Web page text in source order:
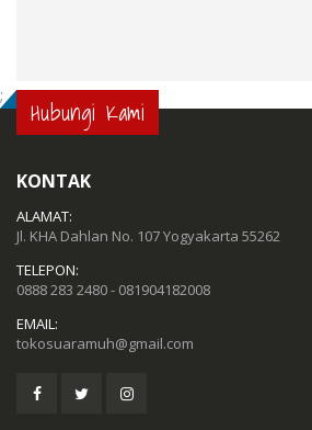
; Hubungi Kami
KONTAK
ALAMAT:
Jl. KHA Dahlan No. 107 Yogyakarta 55262
TELEPON:
0888 283 2480 - 081904182008
EMAIL:
tokosuaramuh@gmail.com